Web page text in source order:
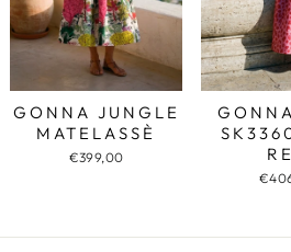
GONNA JUNGLE
MATELASSÈ
€399,00